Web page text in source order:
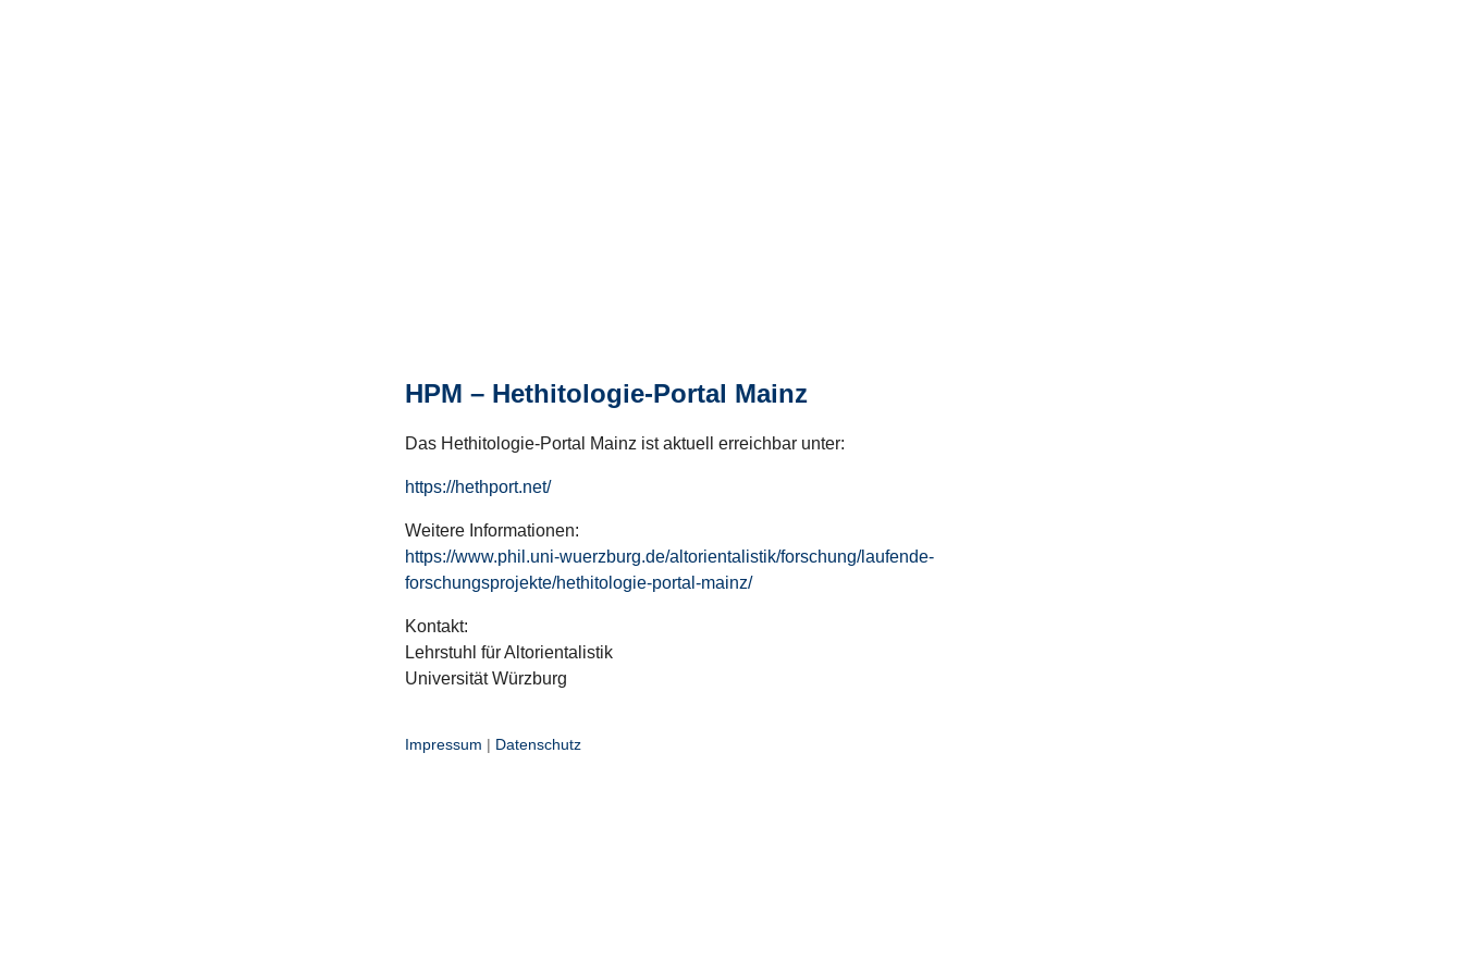
HPM – Hethitologie-Portal Mainz
Das Hethitologie-Portal Mainz ist aktuell erreichbar unter:
https://hethport.net/
Weitere Informationen:
https://www.phil.uni-wuerzburg.de/altorientalistik/forschung/laufende-
forschungsprojekte/hethitologie-portal-mainz/
Kontakt:
Lehrstuhl für Altorientalistik
Universität Würzburg
Impressum | Datenschutz